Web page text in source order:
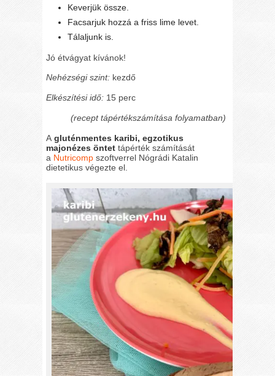
Keverjük össze.
Facsarjuk hozzá a friss lime levet.
Tálaljunk is.
Jó étvágyat kívánok!
Nehézségi szint: kezdő
Elkészítési idő: 15 perc
(recept tápértékszámítása folyamatban)
A gluténmentes karibi, egzotikus
majonézes öntet tápérték számítását
a Nutricomp szoftverrel Nógrádi Katalin
dietetikus végezte el.